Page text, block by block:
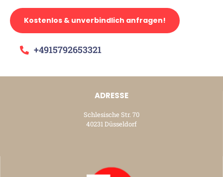
Kostenlos & unverbindlich anfragen!
+4915792653321
ADRESSE
Schlesische Str. 70
40231 Düsseldorf